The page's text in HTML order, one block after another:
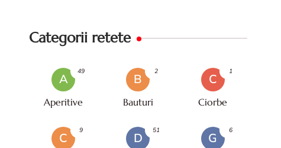
Categorii retete
A
Aperitive
49
B
Bauturi
2
C
Ciorbe
1
C
9
D
51
G
6